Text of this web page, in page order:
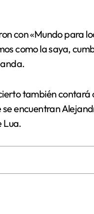
con «Mundo para
como la saya,
también contará
encuentran
Lua.